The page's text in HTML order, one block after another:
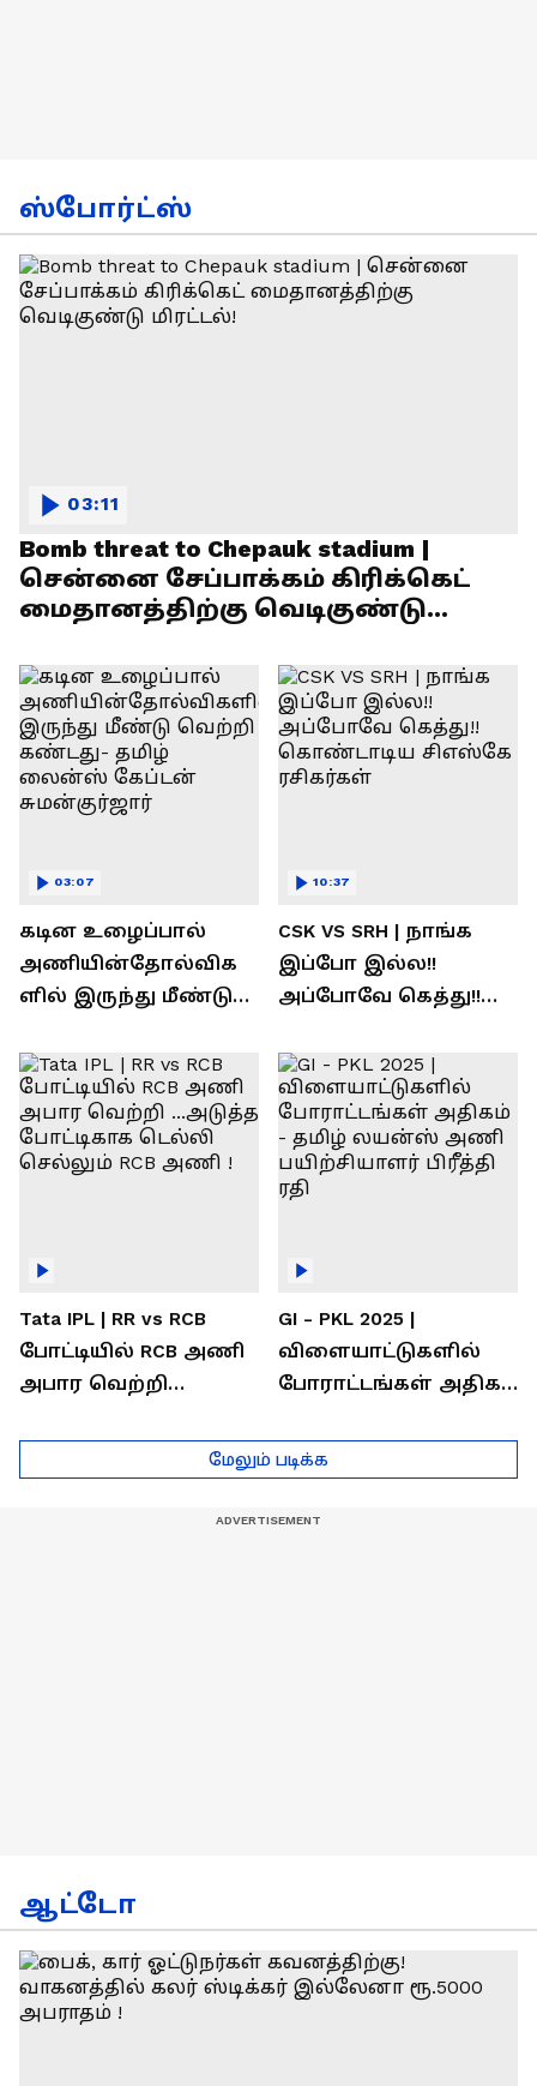
ஸ்போர்ட்ஸ்
Bomb threat to Chepauk stadium |
சென்னை சேப்பாக்கம் கிரிக்கெட்
மைதானத்திற்கு வெடிகுண்டு
03:11
கடின உழைப்பால்
அணியின்தோல்விக
ளில் இருந்து மீண்டு
தமிழ் லைன்ஸ்
கேப்டன் சுமன்குர்ஜார்
03:07
CSK VS SRH | நாங்க
இப்போ இல்ல!!
அப்போவே கெத்து!!
சிஎஸ்கே ரசிகர்கள்
10:37
Tata IPL | RR vs RCB
போட்டியில் RCB அணி
அபார வெற்றி
டெல்லி செல்லும் RCB
அணி !
GI - PKL 2025 |
விளையாட்டுகளில்
போராட்டங்கள் அதிகம்
பயிற்சியாளர் பிரீத்தி
ரதி
மேலும் படிக்க
ஆட்டோ